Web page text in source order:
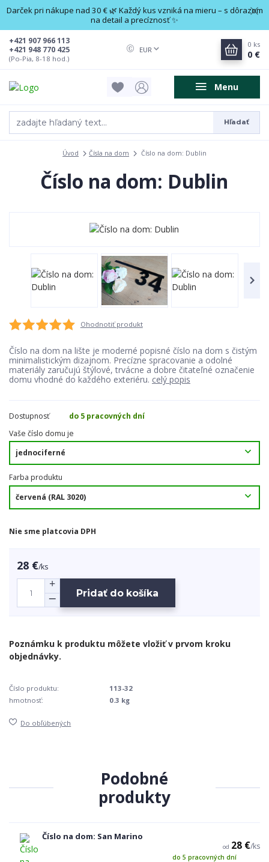
Darček pri nákupe nad 30 € 🌿 Každý kus vzniká na mieru – s dôrazom
na detail a precíznosť ✨
Menu
EUR
Hľadať
+421 948 770 425
+421 907 966 113
(Po-Pia, 8-18 hod.)
0 ks
0 €
Úvod Čísla na dom Číslo na dom: Dublin
Číslo na dom: Dublin
Ohodnotiť produkt
Číslo na dom na lište je moderné popisné číslo na dom s čistým
minimalistickým dizajnom. Precízne spracovanie a odolné
materiály zaručujú štýlové, trvácne a dobre čitateľné označenie
domu vhodné do každého exteriéru. celý popis
Dostupnosť
do 5 pracovných dní
Vaše číslo domu je
Farba produktu
Nie sme platcovia DPH
28 €/ks
Pridať do košíka
Číslo produktu:
113-32
hmotnosť:
0.3 kg
Do obľúbených
Podobné
produkty
Číslo na dom: San Marino
od 28 €/ks
do 5 pracovných dní